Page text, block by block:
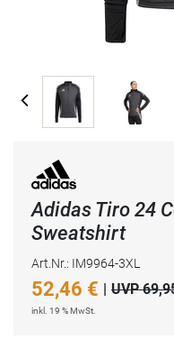
Adidas Tiro 24
Sweatshirt
Art.Nr.: IM9964-3XL
52,46 € | UVP
inkl. 19 % MwSt.